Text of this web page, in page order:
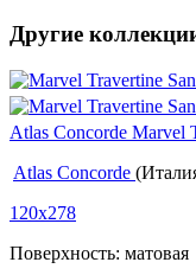
Другие
Atlas Concorde Marvel
Atlas Concorde
120x278
Поверхность: матовая